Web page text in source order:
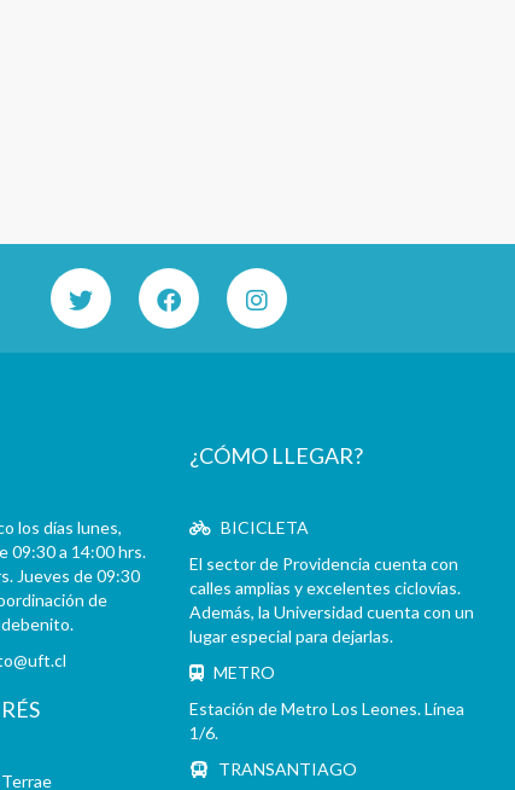
los días lunes,
09:30 a 14:00 hrs.
Jueves de 09:30
de
¿CÓMO LLEGAR?
BICICLETA
El sector de Providencia cuenta con
calles amplias y excelentes ciclovías.
Además, la Universidad cuenta con un
lugar especial para dejarlas.
METRO
Estación de Metro Los Leones. Línea
1/6.
TRANSANTIAGO